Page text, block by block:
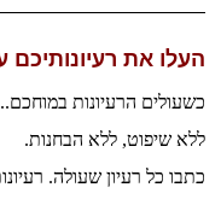
העלו את
כשעולים הרעיונות
ללא שיפוט, ללא הבחנות.
כתבו כל רעיון שעולה.